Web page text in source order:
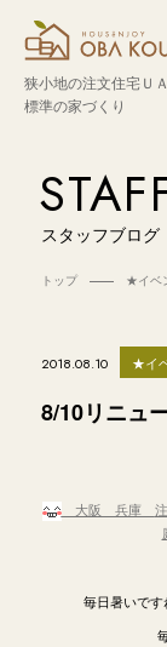
狭小地の注文住宅Ｕ
標準の家づくり
スタッフブログ
トップ ★イベ
2018.08.10 ★イ
8/10リニュ
大阪 兵庫
毎日暑いです